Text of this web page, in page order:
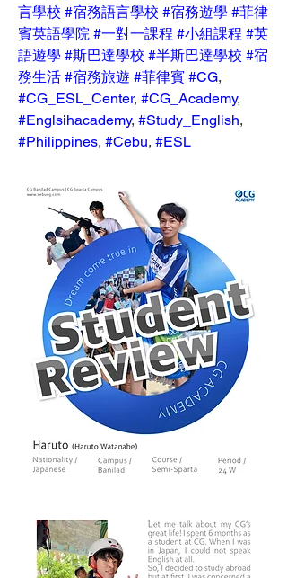
言學校 #宿務語言學校 #宿務遊學 #菲律
賓英語學院 #一對一課程 #小組課程 #英
語遊學 #斯巴達學校 #半斯巴達學校 #宿
務生活 #宿務旅遊 #菲律賓 #CG
#CG_ESL_Center, #CG_Academy
#Englsihacademy, #Study_English
#Philippines, #Cebu, #ESL